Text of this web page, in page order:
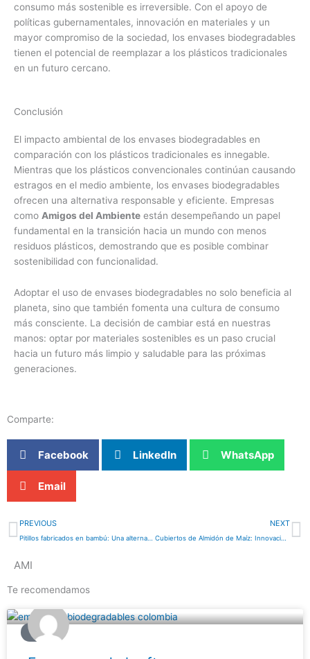
consumo más sostenible es irreversible. Con el apoyo de
políticas gubernamentales, innovación en materiales y un
mayor compromiso de la sociedad, los envases biodegradables
tienen el potencial de reemplazar a los plásticos tradicionales
en un futuro cercano.
Conclusión
El impacto ambiental de los envases biodegradables en
comparación con los plásticos tradicionales es innegable.
Mientras que los plásticos convencionales continúan causando
estragos en el medio ambiente, los envases biodegradables
ofrecen una alternativa responsable y eficiente. Empresas
como Amigos del Ambiente están desempeñando un papel
fundamental en la transición hacia un mundo con menos
residuos plásticos, demostrando que es posible combinar
sostenibilidad con funcionalidad.
Adoptar el uso de envases biodegradables no solo beneficia al
planeta, sino que también fomenta una cultura de consumo
más consciente. La decisión de cambiar está en nuestras
manos: optar por materiales sostenibles es un paso crucial
hacia un futuro más limpio y saludable para las próximas
generaciones.
Comparte:
Facebook LinkedIn WhatsApp
Email
Prev
PREVIOUS
Pitillos fabricados en bambú: Una alternativa ecológica y sostenible
NEXT
Cubiertos de Almidón de Maíz: Innovación y Sostenibilidad para un Futuro sin Plástico
AMI
Te recomendamos
BLOG